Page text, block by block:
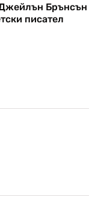
Брънсън
писател